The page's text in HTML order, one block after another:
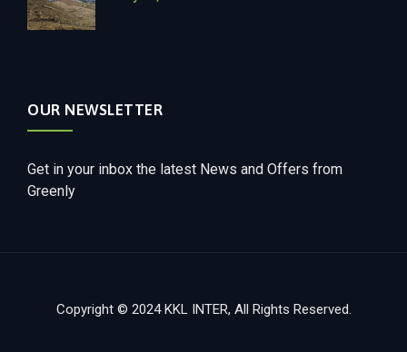
OUR NEWSLETTER
Get in your inbox the latest News and Offers from
Greenly
Copyright © 2024 KKL INTER, All Rights Reserved.